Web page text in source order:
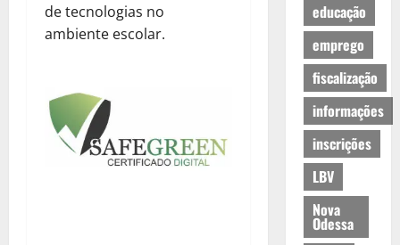
de tecnologias no
ambiente escolar.
educação
emprego
fiscalização
informações
inscrições
LBV
Nova
Odessa